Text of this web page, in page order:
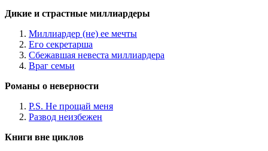
Дикие и страстные миллиардеры
Миллиардер (не) ее мечты
Его секретарша
Сбежавшая невеста миллиардера
Враг семьи
Романы о неверности
P.S. Не прощай меня
Развод неизбежен
Книги вне циклов